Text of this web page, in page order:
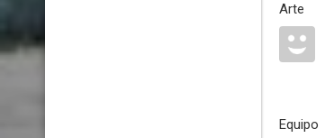
Arte
Equipo